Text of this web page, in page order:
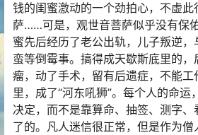
钱的闺蜜激动的一个劲拍心，不虚
萨……可是，观世音菩萨似乎没有保
蜜先后经历了老公出轨，儿子叛逆
蛮等倒霉事。搞得成天歇斯底里的
瘤，动了手术，留有后遗症，不能工
里，成了“河东吼狮”。每个人的命运
决定，而不是靠算命、抽签、测字
了的。凡人迷信很正常，但是作为